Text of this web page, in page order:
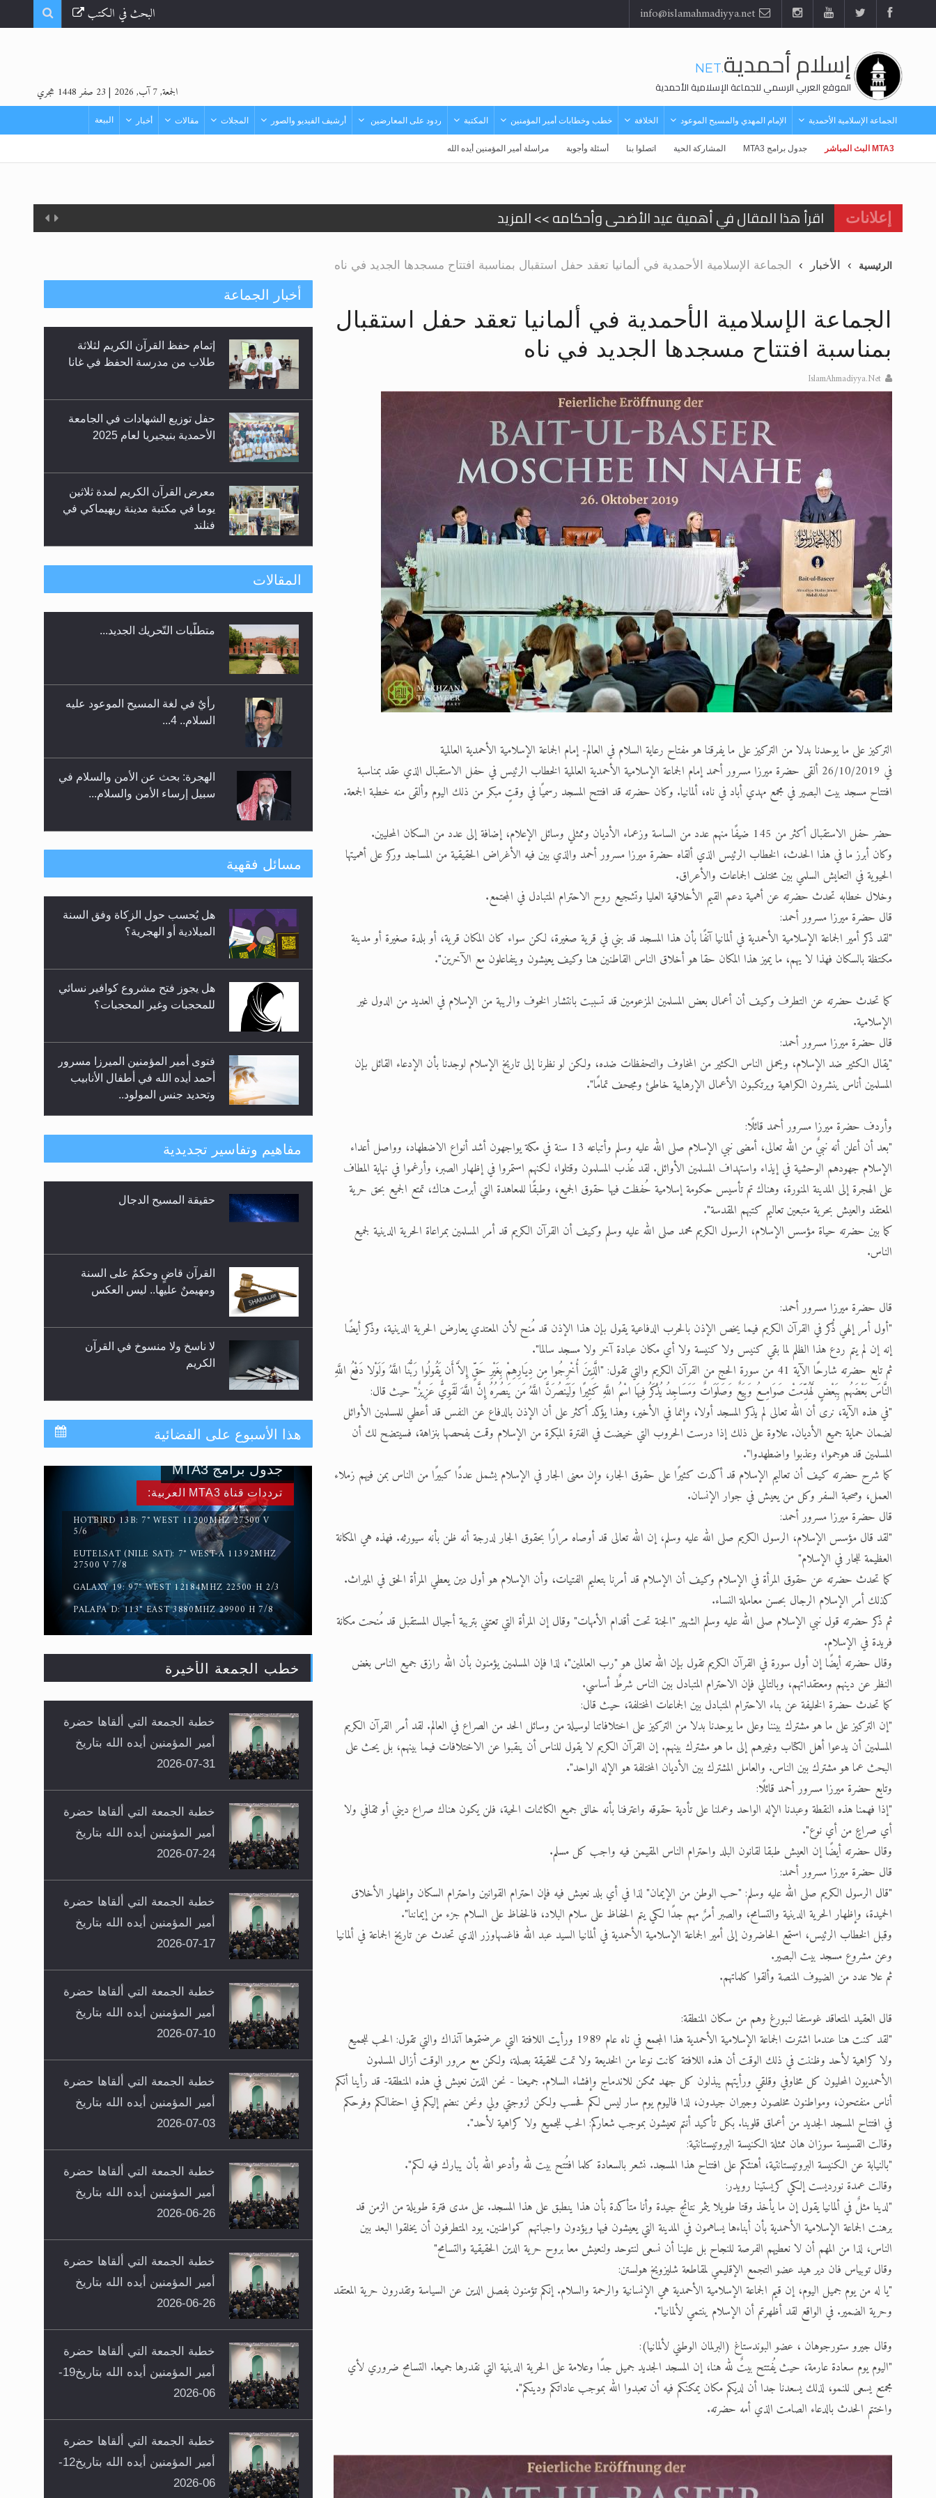
البحث في الكتب
إسلام أحمدية.NET
الموقع العربي الرسمي للجماعة الإسلامية الأحمدية الجمعة, 7 آب, 2026 | 23 صفر 1448 هجري
الجماعة الإسلامية الأحمدية الإمام المهدي والمسيح الموعود الخلافة خطب وخطابات أمير المؤمنين المكتبة ردود على المعارضين أرشيف الفيديو والصور المجلات مقالات أخبار البيعة
MTA3 البث المباشر جدول برامج MTA3 المشاركة الحية اتصلوا بنا أسئلة وأجوبة مراسلة أمير المؤمنين أيده الله
إعلانات
اقرأ هذا المقال في أهمية عيد الأضحى وأحكامه >> المزيد
تعميم هامّ لأفراد الجماعة >> المزيد
تعميم هامّ لأفراد الجماعة >> المزيد
إعلان هامّ بخصوص الرسائل المرسلة إلى حضرة امير المؤمنين أيده الله والمكتب العربي >> المزيد
للانتقال إلى كافة الردود على القمص زكريا يطرس وأعداء الإسلام اضغط هنا >> المزيد
اقرأ هذا الكتاب وتعرّف على حقيقة الإسراء والمعراج >> المزيد
عرض مصوَّر لأقوال المستشرقين في خاتم النبيين صلى الله عليه وسلم >> المزيد
الحجّ.. دلالات، حِكم، وأهداف >> المزيد
الرئيسية الأخبار الجماعة الإسلامية الأحمدية في ألمانيا تعقد حفل استقبال بمناسبة افتتاح مسجدها الجديد في ناه
الجماعة الإسلامية الأحمدية في ألمانيا تعقد حفل استقبال
بمناسبة افتتاح مسجدها الجديد في ناه
IslamAhmadiyya.Net
التركيز على ما يوحدنا بدلا من التركيز على ما يفرقنا هو مفتاح رعاية السلام في العالم- إمام الجماعة الإسلامية الأحمدية العالمية
في 26/10/2019 ألقى حضرة ميرزا مسرور أحمد إمام الجماعة الإسلامية الأحمدية العالمية الخطاب الرئيس في حفل الاستقبال الذي عقد بمناسبة
افتتاح مسجد بيت البصير في مجمع مهدي أباد في ناه، ألمانيا. وكان حضرته قد افتتح المسجد رسميًا في وقتٍ مبكر من ذلك اليوم وألقى منه خطبة الجمعة.
حضر حفل الاستقبال أكثر من 145 ضيفًا منهم عدد من الساسة وزعماء الأديان وممثلي وسائل الإعلام، إضافة إلى عدد من السكان المحليين.
وكان أبرز ما في هذا الحدث، الخطاب الرئيس الذي ألقاه حضرة ميرزا مسرور أحمد والذي بين فيه الأغراض الحقيقية من المساجد وركز على أهميتها
الحيوية في التعايش السلمي بين مختلف الجماعات والأعراق.
وخلال خطابه تحدث حضرته عن أهمية دعم القيم الأخلاقية العليا وتشجيع روح الاحترام المتبادل في المجتمع.
قال حضرة ميرزا مسرور أحمد:
"لقد ذكر أمير الجماعة الإسلامية الأحمدية في ألمانيا آنفًا بأن هذا المسجد قد بني في قرية صغيرة، لكن سواء كان المكان قرية، أو بلدة صغيرة أو مدينة
مكتظة بالسكان فهذا لا يهم، ما يميز هذا المكان حقا هو أخلاق الناس القاطنين هنا وكيف يعيشون ويتفاعلون مع الآخرين".
كما تحدث حضرته عن التطرف وكيف أن أعمال بعض المسلمين المزعومين قد تسببت بانتشار الخوف والريبة من الإسلام في العديد من الدول غير
الإسلامية.
قال حضرة ميرزا مسرور أحمد:
"يقال الكثير ضد الإسلام، ويحمل الناس الكثير من المخاوف والتحفظات ضده، ولكن لو نظرنا إلى تاريخ الإسلام لوجدنا بأن الإدعاء القائل بإن
المسلمين أناس ينشرون الكراهية ويرتكبون الأعمال الإرهابية خاطئ ومجحف تمامًا".
وأردف حضرة ميرزا مسرور أحمد قائلًا:
"بعد أن أعلن أنه نبيٌ من الله تعالى، أمضى نبي الإسلام صلى الله عليه وسلم وأتباعه 13 سنة في مكة يواجهون أشد أنواع الاضطهاد، وواصل أعداء
الإسلام جهودهم الوحشية في إيذاء واستهداف المسلمين الأوائل. لقد عُذب المسلمون وقتلوا، لكنهم استمروا في إظهار الصبر، وأرغموا في نهاية المطاف
على الهجرة إلى المدينة المنورة، وهناك تم تأسيس حكومة إسلامية حُفظت فيها حقوق الجميع، وطبقًا للمعاهدة التي أبرمت هناك، تمتع الجميع بحق حرية
المعتقد والعيش بحرية متبعين تعاليم كتبهم المقدسة".
كما بين حضرته حياة مؤسس الإسلام، الرسول الكريم محمد صلى الله عليه وسلم وكيف أن القرآن الكريم قد أمر المسلمين بمراعاة الحرية الدينية لجميع
الناس.
قال حضرة ميرزا مسرور أحمد:
"أول أمر إلهي ذُكر في القرآن الكريم فيما يخص الإذن بالحرب الدفاعية يقول بإن هذا الإذن قد مُنح لأن المعتدي يعارض الحرية الدينية، وذكر أيضًا
إنه إن لم يتم ردع هذا الظلم لما بقي كنيس ولا كنيسة ولا أي مكان عبادة آخر ولا مسجد سالما".
ثم تابع حضرته شارحًا الآية 41 من سورة الحج من القرآن الكريم والتي تقول: "الَّذِينَ أُخْرِجُوا مِن دِيَارِهِمْ بِغَيْرِ حَقٍّ إِلاَّ أَن يَقُولُوا رَبُّنَا اللَّهُ وَلَوْلا دَفْعُ اللَّهِ
النَّاسَ بَعْضَهُم بِبَعْضٍ لَّهُدِّمَتْ صَوَامِعُ وَبِيَعٌ وَصَلَوَاتٌ وَمَسَاجِدُ يُذْكَرُ فِيهَا اسْمُ اللَّهِ كَثِيرًا وَلَيَنصُرَنَّ اللَّهُ مَن يَنصُرُهُ إِنَّ اللَّهَ لَقَوِيٌّ عَزِيزٌ" حيث قال:
"في هذه الآية، نرى أن الله تعالى لم يذكر المسجد أولا، وإنما في الأخير، وهذا يؤكد أكثر على أن الإذن بالدفاع عن النفس قد أعطي للمسلمين الأوائل
لضمان حماية جميع الأديان. علاوة على ذلك إذا درست الحروب التي خيضت في الفترة المبكرة من الإسلام وقمت بفحصها بنزاهة، فسيتضح لك أن
المسلمين قد هوجموا، وعذبوا واضطهدوا".
كما شرح حضرته كيف أن تعاليم الإسلام قد أكدت كثيرًا على حقوق الجار، وإن معنى الجار في الإسلام يشمل عددًا كبيرًا من الناس بمن فيهم زملاء
العمل، وصحبة السفر وكل من يعيش في جوار الإنسان.
قال حضرة ميرزا مسرور أحمد:
"لقد قال مؤسس الإسلام، الرسول الكريم صلى الله عليه وسلم، إن الله تعالى قد أوصاه مرارًا بحقوق الجار لدرجة أنه ظن بأنه سيورثه. فهذه هي المكانة
العظيمة للجار في الإسلام"
كما تحدث حضرته عن حقوق المرأة في الإسلام وكيف أن الإسلام قد أمرنا بتعليم الفتيات، وأن الإسلام هو أول دين يعطي المرأة الحق في الميراث.
كذلك أمر الإسلام الرجال بحسن معاملة النساء.
ثم ذكر حضرته قول نبي الإسلام صلى الله عليه وسلم الشهير "الجنة تحت أقدام الأمهات" وقال إن المرأة التي تعتني بتربية أجيال المستقبل قد مُنحت مكانة
فريدة في الإسلام.
وقال حضرته أيضًا إن أول سورة في القرآن الكريم تقول بإن الله تعالى هو "رب العالمين"، لذا فإن المسلمين يؤمنون بأن الله رازق جميع الناس بغض
النظر عن دينهم ومعتقداتهم، وبالتالي فإن الاحترام المتبادل بين الناس شرطٌ أساسي.
كما تحدث حضرة الخليفة عن بناء الاحترام المتبادل بين الجماعات المختلفة، حيث قال:
"إن التركيز على ما هو مشترك بيننا وعلى ما يوحدنا بدلا من التركيز على اختلافاتنا لوسيلة من وسائل الحد من الصراع في العالم. لقد أمر القرآن الكريم
المسلمين أن يدعوا أهل الكتاب وغيرهم إلى ما هو مشترك بينهم. إن القرآن الكريم لا يقول للناس أن ينقبوا عن الاختلافات فيما بينهم، بل يحث على
البحث عما هو مشترك بين الناس. والعامل المشترك بين الأديان المختلفة هو الإله الواحد".
وتابع حضرة ميرزا مسرور أحمد قائلًا:
"إذا فهمنا هذه النقطة وعبدنا الإله الواحد وعملنا على تأدية حقوقه واعترفنا بأنه خالق جميع الكائنات الحية، فلن يكون هناك صراع ديني أو ثقافي ولا
أي صراعٍ من أي نوع".
وقال حضرته أيضًا إن العيش طبقا لقانون البلد واحترام الناس المقيمن فيه واجب كل مسلم.
قال حضرة ميرزا مسرور أحمد:
"قال الرسول الكريم صلى الله عليه وسلم: "حب الوطن من الإيمان" لذا في أي بلد نعيش فيه فإن احترام القوانين واحترام السكان وإظهار الأخلاق
الحميدة، وإظهار الحرية الدينية والتسامح، والصبر أمرٌ مهم جدًا لكي يتم الحفاظ على سلام البلاد، فالحفاظ على السلام جزء من إيماننا".
وقبل الخطاب الرئيس، استمع الحاضرون إلى أمير الجماعة الإسلامية الأحمدية في ألمانيا السيد عبد الله فاغسهاوزر الذي تحدث عن تاريخ الجماعة في ألمانيا
وعن مشروع مسجد بيت البصير.
ثم علا عدد من الضيوف المنصة وألقوا كلماتهم.
قال العقيد المتعاقد غوستفا لنبورغ وهم من سكان المنطقة:
"لقد كنت هنا عندما اشترت الجماعة الإسلامية الأحمدية هذا المجمع في ناه عام 1989 ورأيت اللافتة التي عرضتموها آنذاك والتي تقول: الحب للجميع
ولا كراهية لأحد وظننت في ذلك الوقت أن هذه اللافتة كانت نوعا من الخديعة ولا تمت للحقيقة بصلة، ولكن مع مرور الوقت أزال المسلمون
الأحمديون المحليون كل مخاوفي وقلقي ورأيتهم يبذلون كل جهد ممكن للاندماج وإفشاء السلام. جميعنا - نحن الذين نعيش في هذه المنطقة- قد رأينا أنكم
أناس منفتحون، ومواطنون مخلصون وجيران جيدون، لذا فاليوم يوم سار ليس لكم فحسب ولكن لزوجتي ولي ونحن ننضم إليكم في احتفالكم وفرحكم
في افتتاح المسجد الجديد من أعماق قلوبنا. بكل تأكيد أنتم تعيشون بموجب شعاركم: الحب للجميع ولا كراهية لأحد".
وقالت القسيسة سوزان هان ممثلة الكنيسة البروتيستانتية:
"بالنيابة عن الكنيسة البروتيستانتية، أهنئكم على افتتاح هذا المسجد. نشعر بالسعادة كلما افتُتح بيت لله وأدعو الله بأن يبارك فيه لكم".
وقالت عمدة نورديست إلكي كريستينا رويدر:
"لدينا مثلٌ في ألمانيا يقول إن ما يأخذ وقتا طويلا يثمر نتائج جيدة وأنا متأكدة بأن هذا ينطبق على هذا المسجد. على مدى فترة طويلة من الزمن قد
برهنت الجماعة الإسلامية الأحمدية بأن أبناءها يساهمون في المدينة التي يعيشون فيها ويؤدون واجباتهم كمواطنين. يود المتطرفون أن يخلقوا البعد بين
الناس، لذا من المهم أن لا نعطيهم الفرصة للنجاح بل علينا أن نسعى لنتوحد ولنعيش معا بروح حرية الدين الحقيقية والتسامح"
وقال توبياس فان دير هيد عضو التجمع الإقليمي لمقاطعة شليزويخ هولستن:
"يا له من يوم جميل اليوم، إن قيم الجماعة الإسلامية الأحمدية هي الإنسانية والرحمة والسلام. إنكم تؤمنون بفصل الدين عن السياسة وتقدرون حرية المعتقد
وحرية الضمير. في الواقع لقد أظهرتم أن الإسلام ينتمي لألمانيا".
وقال جيرو ستورجوهان ، عضو البوندستاغ (البرلمان الوطني لألمانيا):
"اليوم يوم سعادة عارمة، حيث يُفتتح بيتٌ لله هنا، إن المسجد الجديد جميل جدًا وعلامة على الحرية الدينية التي نقدرها جميعا. التسامح ضروري لأي
مجمتع يسعى للنمو، لذلك يسعدنا جدا أن لديكم مكان يمكنكم فيه أن تعبدوا الله بموجب عاداتكم ودينكم".
واختتم الحدث بالدعاء الصامت الذي أمه حضرته.
أخبار الجماعة
إتمام حفظ القرآن الكريم لثلاثة
طلاب من مدرسة الحفظ في غانا
حفل توزيع الشهادات في الجامعة
الأحمدية بنيجيريا لعام 2025
معرض القرآن الكريم لمدة ثلاثين
يوما في مكتبة مدينة ريهيماكي في
فنلند
ندوة حول نظام الوصية في
اليوم الوطني الرياضي لمجلس
المقالات
متطلَّبات التّحريك الجديد...
رأيٌ في لغة المسيح الموعود عليه
السلام.. 4...
الهجرة: بحث عن الأمن والسلام في
سبيل إرساء الأمن والسلام...
رأيٌ في لغة المسيح الموعود عليه
**الحصن الحصين من وساوس
المعارضين ...**...
مسائل فقهية
هل يُحسب حول الزكاة وفق السنة
الميلادية أو الهجرية؟
هل يجوز فتح مشروع كوافير نسائي
للمحجبات وغير المحجبات؟
فتوى أمير المؤمنين الميرزا مسرور
أحمد أيده الله في أطفال الأنابيب
وتحديد جنس المولود..
هل من الصحيح أن ديّة المرأة
المقتولة تساوي نصف ديّة الرجل
هل تعتبر الأشفار الاصطناعية
للوضوء وهل يُسمح الصلاة بها؟
مفاهيم وتفاسير تجديدية
حقيقة المسيح الدجال
القرآن قاضٍ وحكمٌ على السنة
ومهيمنٌ عليها.. ليس العكس
لا ناسخ ولا منسوخ في القرآن
الكريم
المفهوم الحقيقي للجهاد الإسلامي..
سورة التكوير تُنبئ بزمن بعثة
المسيح الموعود عليه السلام
هذا الأسبوع على الفضائية
ترددات قناة MTA3 العربية:
HOTBIRD 13B: 7° WEST 11200MHZ 27500 V
5/6
EUTELSAT (NILE SAT): 7° WEST-A 11392MHZ
27500 V 7/8
GALAXY 19: 97° WEST 12184MHZ 22500 H 2/3
PALAPA D: 113° EAST 3880MHZ 29900 H 7/8
جدول برامج MTA3
خطب الجمعة الأخيرة
خطبة الجمعة التي ألقاها حضرة
أمير المؤمنين أيده الله بتاريخ
31-07-2026
خطبة الجمعة التي ألقاها حضرة
أمير المؤمنين أيده الله بتاريخ
24-07-2026
خطبة الجمعة التي ألقاها حضرة
أمير المؤمنين أيده الله بتاريخ
17-07-2026
خطبة الجمعة التي ألقاها حضرة
أمير المؤمنين أيده الله بتاريخ
10-07-2026
خطبة الجمعة التي ألقاها حضرة
أمير المؤمنين أيده الله بتاريخ
03-07-2026
خطبة الجمعة التي ألقاها حضرة
أمير المؤمنين أيده الله بتاريخ
26-06-2026
خطبة الجمعة التي ألقاها حضرة
أمير المؤمنين أيده الله بتاريخ
26-06-2026
خطبة الجمعة التي ألقاها حضرة
أمير المؤمنين أيده الله بتاريخ19-
06-2026
خطبة الجمعة التي ألقاها حضرة
أمير المؤمنين أيده الله بتاريخ12-
06-2026